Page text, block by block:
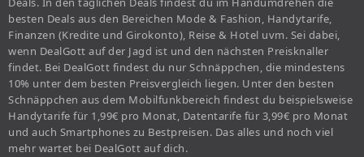
besten Deals aus den Bereichen Mode & Fashion, Handytarife,
Finanzen (Kredite und Girokonto), Reise & Hotel uvm. Sei dabei,
wenn DealGott auf der Jagd ist und den nächsten Preisknaller
findet. Bei DealGott findest du nur Schnäppchen, die mindestens
10% unter dem besten Preisvergleich liegen. Unter den besten
Schnäppchen aus dem Mobilfunkbereich findest du beispielsweise
Handytarife für 1,99€ pro Monat, Datentarife für 3,99€ pro Monat
und auch Smartphones zu Bestpreisen. Das alles und noch viel
mehr wartet bei DealGott auf dich.